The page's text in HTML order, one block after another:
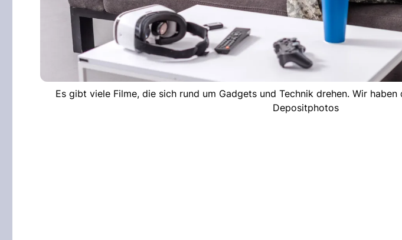
Es gibt viele Filme, die sich rund um Gadgets und Technik drehen. Wir
Depositphotos